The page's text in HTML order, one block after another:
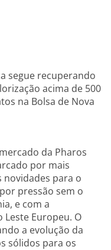
segue recuperando
acima de 500
na Bolsa de Nova
da Pharos
por mais
novidades para o
pressão sem o
e com a
Europeu. O
a evolução da
sólidos para os